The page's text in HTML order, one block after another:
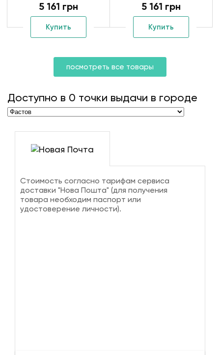
5 161 грн
Купить
5 161 грн
Купить
посмотреть все товары
Доступно в 0 точки выдачи в городе
Стоимость согласно тарифам сервиса
доставки "Нова Пошта" (для получения
товара необходим паспорт или
удостоверение личности).